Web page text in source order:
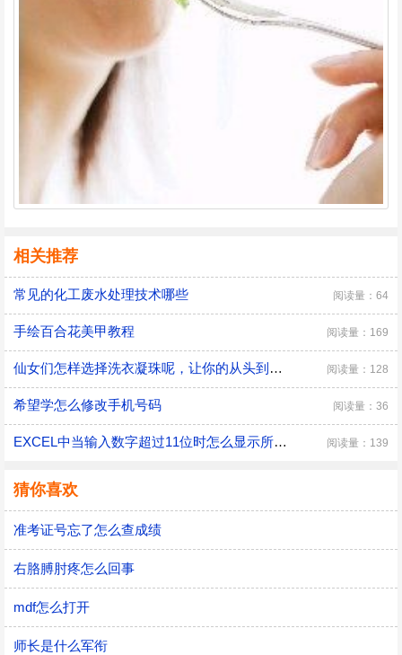
相关推荐
常见的化工废水处理技术哪些 阅读量：64
手绘百合花美甲教程 阅读量：169
仙女们怎样选择洗衣凝珠呢，让你的从头到脚都是香香的 阅读量：128
希望学怎么修改手机号码 阅读量：36
EXCEL中当输入数字超过11位时怎么显示所有数字 阅读量：139
猜你喜欢
准考证号忘了怎么查成绩
右胳膊肘疼怎么回事
mdf怎么打开
师长是什么军衔